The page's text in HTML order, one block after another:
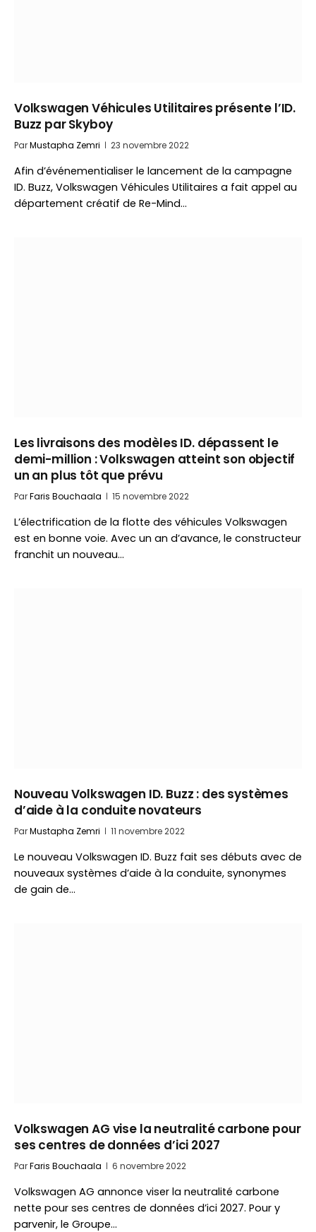
Volkswagen Véhicules Utilitaires présente l’ID.
Buzz par Skyboy
ParMustapha Zemri 23 novembre 2022
Afin d’événementialiser le lancement de la campagne
ID. Buzz, Volkswagen Véhicules Utilitaires a fait appel au
département créatif de Re-Mind…
Les livraisons des modèles ID. dépassent le
demi-million : Volkswagen atteint son objectif
un an plus tôt que prévu
ParFaris Bouchaala 15 novembre 2022
L’électrification de la flotte des véhicules Volkswagen
est en bonne voie. Avec un an d’avance, le constructeur
franchit un nouveau…
Nouveau Volkswagen ID. Buzz : des systèmes
d’aide à la conduite novateurs
ParMustapha Zemri 11 novembre 2022
Le nouveau Volkswagen ID. Buzz fait ses débuts avec de
nouveaux systèmes d’aide à la conduite, synonymes
de gain de…
Volkswagen AG vise la neutralité carbone pour
ses centres de données d’ici 2027
ParFaris Bouchaala 6 novembre 2022
Volkswagen AG annonce viser la neutralité carbone
nette pour ses centres de données d’ici 2027. Pour y
parvenir, le Groupe…